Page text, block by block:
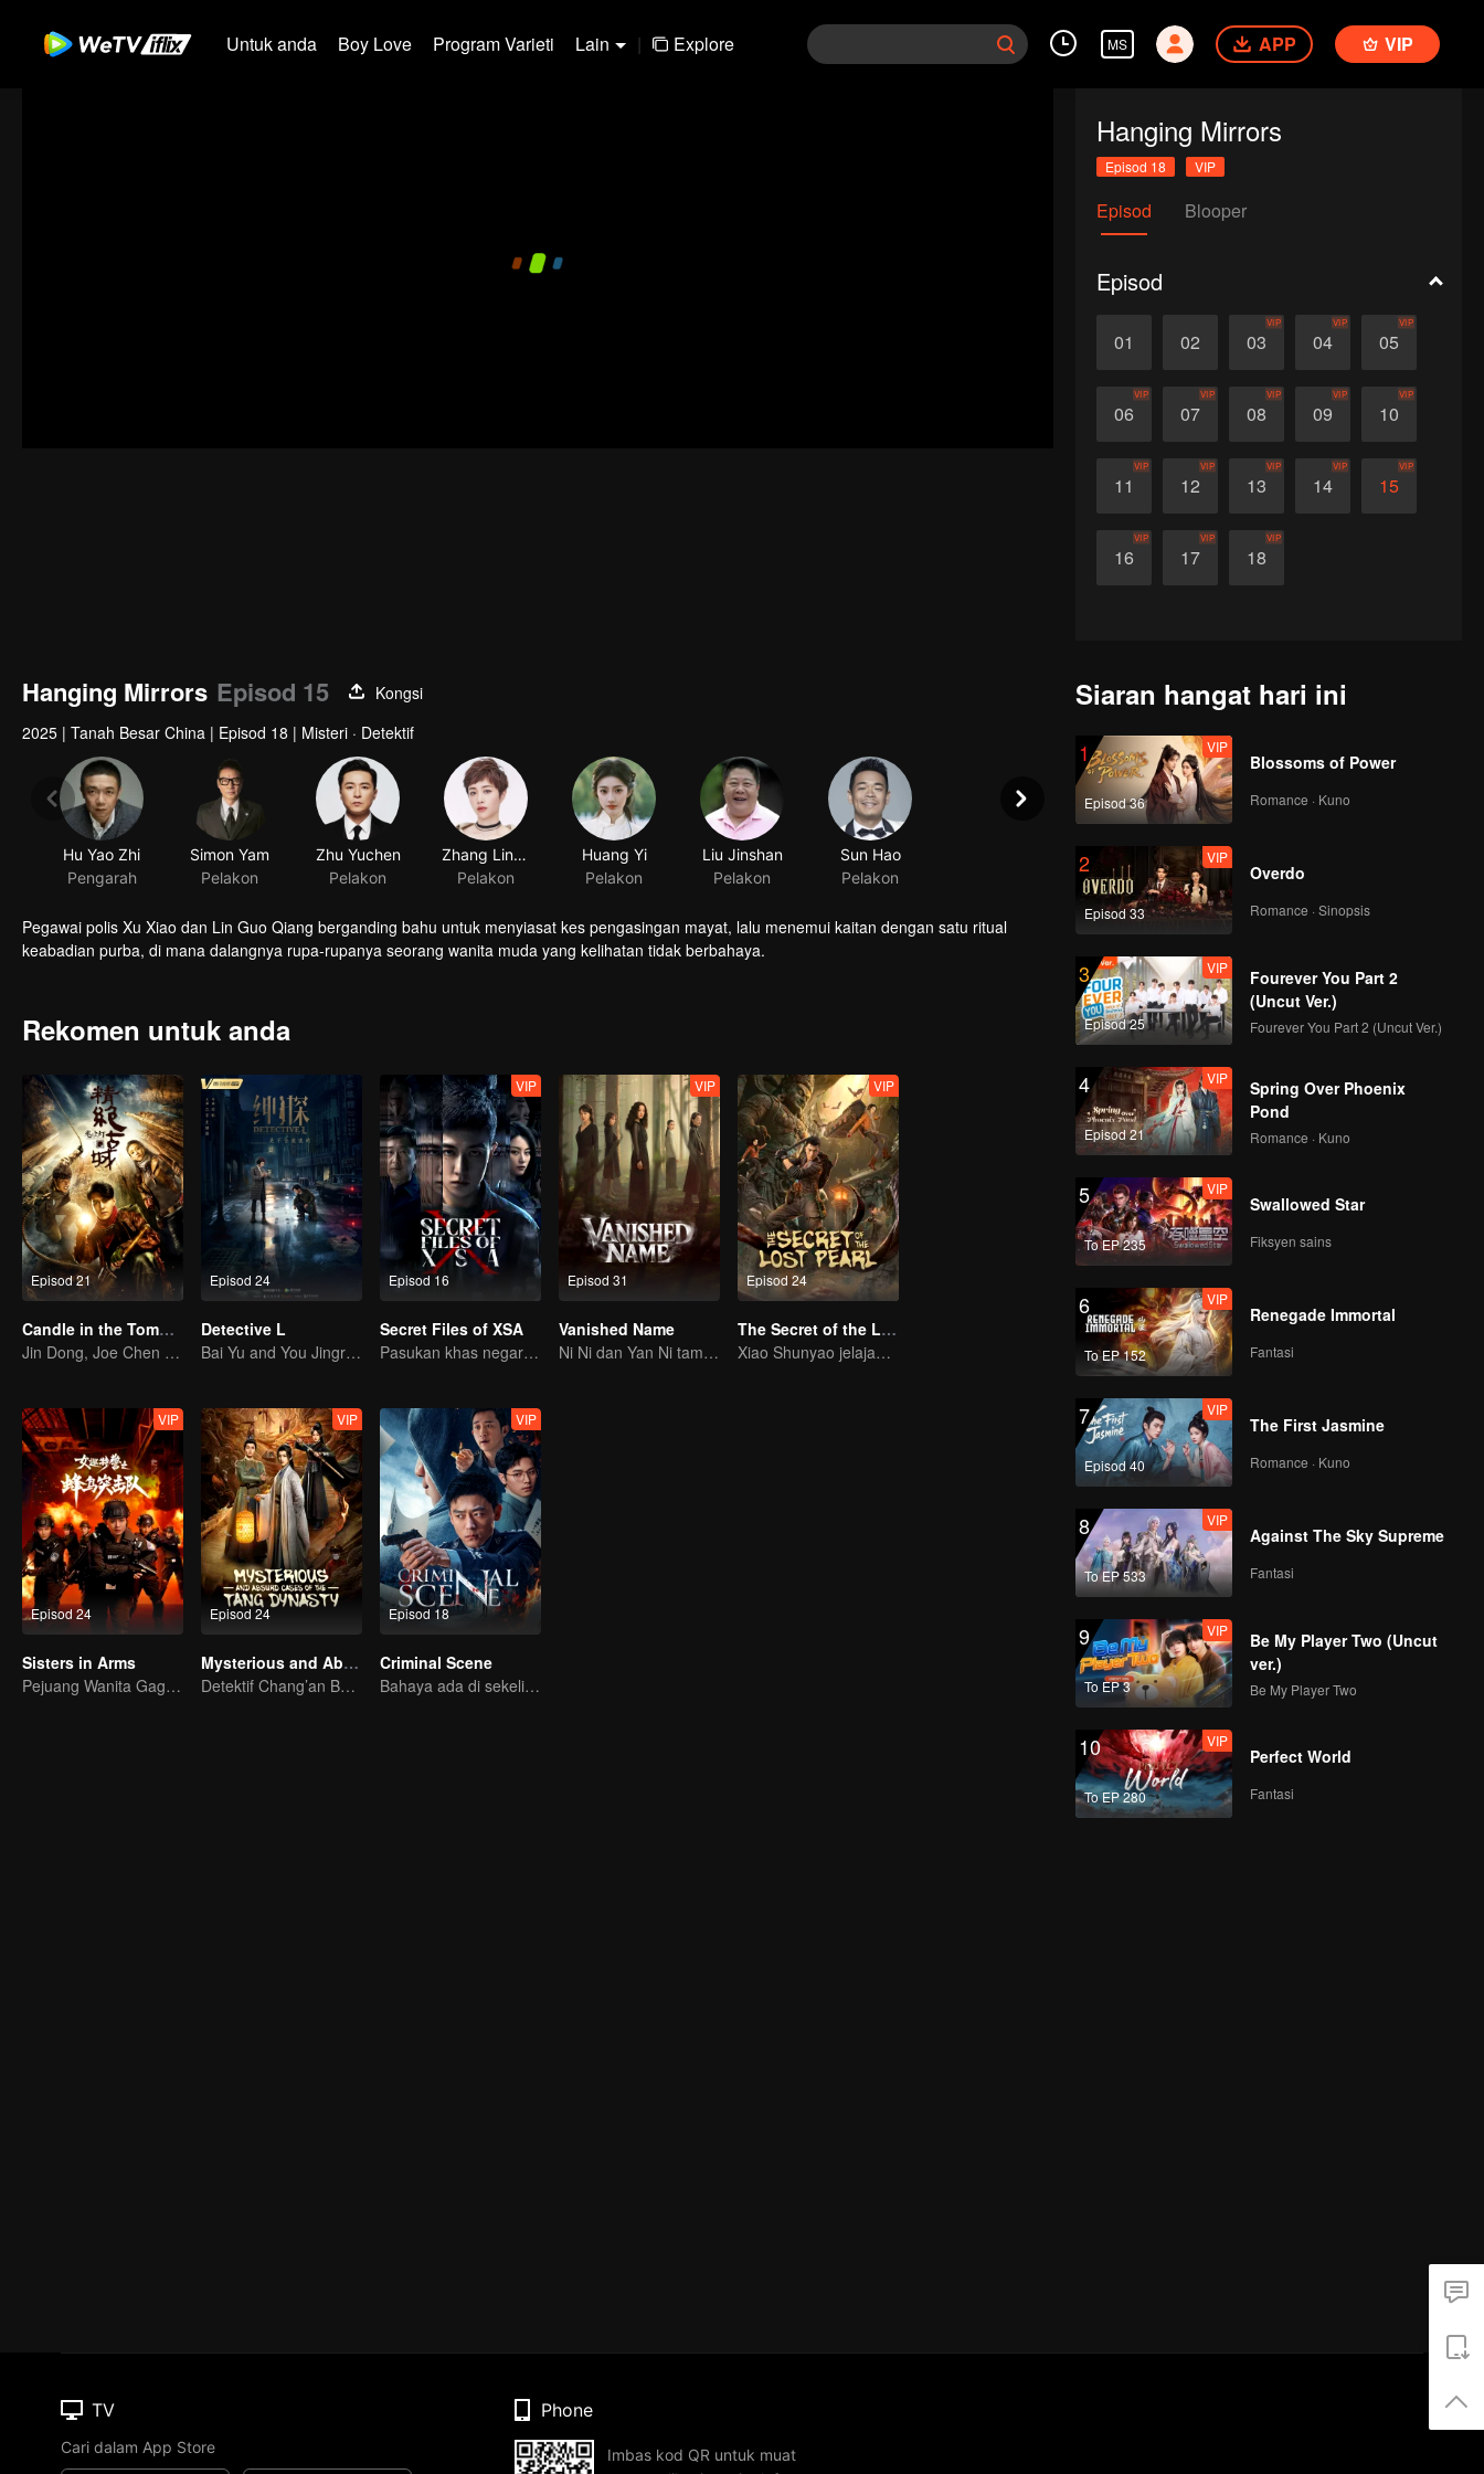
Untuk anda Boy Love Program Varieti Lain | Explore MS APP VIP
Hanging Mirrors
Episod 18 VIP
Episod Blooper
Episod
01 02 03
VIP
04
VIP
05
VIP
06
VIP
07
VIP
08
VIP
09
VIP
10
VIP
11
VIP
12
VIP
13
VIP
14
VIP
15
VIP
16
VIP
17
VIP
18
VIP
Hanging Mirrors Episod 15
Kongsi
2025 | Tanah Besar China | Episod 18 | Misteri · Detektif
Hu Yao Zhi
Pengarah
Simon Yam
Pelakon
Zhu Yuchen
Pelakon
Zhang Lingxin
Pelakon
Huang Yi
Pelakon
Liu Jinshan
Pelakon
Sun Hao
Pelakon
Pegawai polis Xu Xiao dan Lin Guo Qiang berganding bahu untuk menyiasat kes pengasingan mayat, lalu menemui kaitan dengan satu ritual
keabadian purba, di mana dalangnya rupa-rupanya seorang wanita muda yang kelihatan tidak berbahaya.
Rekomen untuk anda
Episod 21
Candle in the Tomb: the Ancient City of Jingjue
Jin Dong, Joe Chen unlock an adventure in the tomb
Episod 24
Detective L
Bai Yu and You Jingru Became the super detective
Episod 16
VIP
Secret Files of XSA
Pasukan khas negara tumpaskan komplot pengintipan
Episod 31
VIP
Vanished Name
Ni Ni dan Yan Ni tampil dalam drama suspense berfokus wanita!
Episod 24
VIP
The Secret of the Lost Pearl
Xiao Shunyao jelajah cari harta, pecahkan sumpahan darah!
Episod 24
VIP
Sisters in Arms
Pejuang Wanita Gagah: Hancurkan Kejahatan!
Episod 24
VIP
Mysterious and Absurd Cases of the Tang Dynasty
Detektif Chang’an Bongkar Rahsia Zaman Gemilang!
Episod 18
VIP
Criminal Scene
Bahaya ada di sekeliling anda
Siaran hangat hari ini
1
Episod 36
VIP
Blossoms of Power
Romance · Kuno
2
Episod 33
VIP
Overdo
Romance · Sinopsis
3
Episod 25
VIP
Fourever You Part 2
(Uncut Ver.)
Fourever You Part 2 (Uncut Ver.)
4
Episod 21
VIP
Spring Over Phoenix
Pond
Romance · Kuno
5
To EP 235
VIP
Swallowed Star
Fiksyen sains
6
To EP 152
VIP
Renegade Immortal
Fantasi
7
Episod 40
VIP
The First Jasmine
Romance · Kuno
8
To EP 533
VIP
Against The Sky Supreme
Fantasi
9
To EP 3
VIP
Be My Player Two (Uncut
ver.)
Be My Player Two
10
To EP 280
VIP
Perfect World
Fantasi
TV
Cari dalam App Store
Phone
Imbas kod QR untuk muat